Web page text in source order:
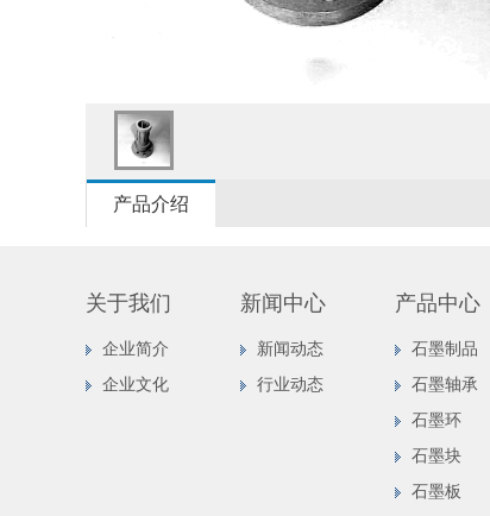
产品介绍
关于我们
企业简介
企业文化
新闻中心
新闻动态
行业动态
产品中心
石墨制品
石墨轴承
石墨环
石墨块
石墨板